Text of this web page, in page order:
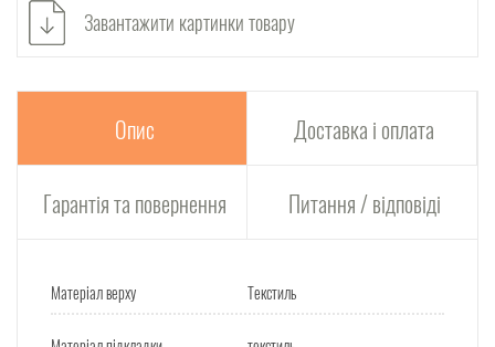
Завантажити картинки товару
Опис Доставка і оплата
Гарантія та повернення Питання / відповіді
Матеріал верху Текстиль